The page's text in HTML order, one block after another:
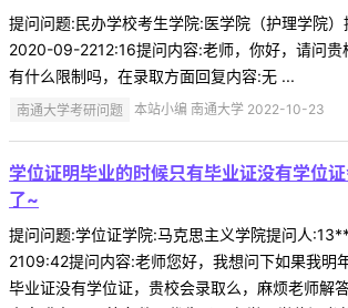
提问问题:民办学校考生学院:医学院（护理学院
2020-09-2212:16提问内容:老师，你好，请问贵
有什么限制吗，在录取方面回复内容:无 ...
南通大学考研问题 本站小编 南通大学 2022-10-23
学位证明毕业的时候只有毕业证没有学位
了~
提问问题:学位证学院:马克思主义学院提问人
2109:42提问内容:老师您好，我想问下如果我明
毕业证没有学位证，贵校会录取么，麻烦老师解